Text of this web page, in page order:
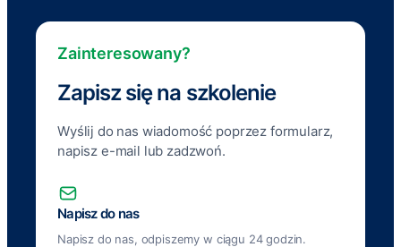
Zainteresowany?
Zapisz się na szkolenie
Wyślij do nas wiadomość poprzez formularz,
napisz e-mail lub zadzwoń.
Napisz do nas
Napisz do nas, odpiszemy w ciągu 24 godzin.